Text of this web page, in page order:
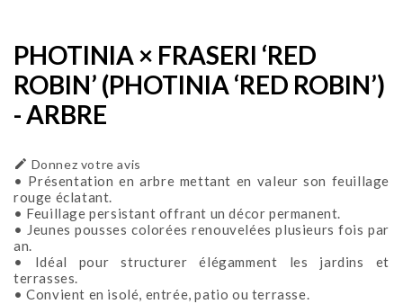
PHOTINIA × FRASERI ‘RED
ROBIN’ (PHOTINIA ‘RED ROBIN’)
- ARBRE
 Donnez votre avis
• Présentation en arbre mettant en valeur son feuillage
rouge éclatant.
• Feuillage persistant offrant un décor permanent.
• Jeunes pousses colorées renouvelées plusieurs fois par
an.
• Idéal pour structurer élégamment les jardins et
terrasses.
• Convient en isolé, entrée, patio ou terrasse.